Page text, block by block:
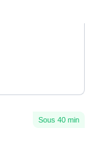
Sous 40 min